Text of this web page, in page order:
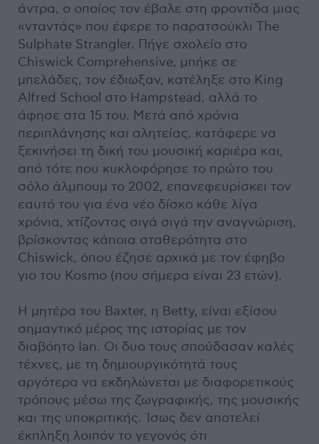
άντρα, ο οποίος τον έβαλε στη φροντίδα μιας
«νταντάς» που έφερε το παρατσούκλι The
Sulphate Strangler. Πήγε σχολείο στο
Chiswick Comprehensive, μπήκε σε
μπελάδες, τον έδιωξαν, κατέληξε στο King
Alfred School στο Hampstead, αλλά το
άφησε στα 15 του. Μετά από χρόνια
περιπλάνησης και αλητείας, κατάφερε να
ξεκινήσει τη δική του μουσική καριέρα και,
από τότε που κυκλοφόρησε το πρώτο του
σόλο άλμπουμ το 2002, επανεφευρίσκει τον
εαυτό του για ένα νέο δίσκο κάθε λίγα
χρόνια, χτίζοντας σιγά σιγά την αναγνώριση,
βρίσκοντας κάποια σταθερότητα στο
Chiswick, όπου έζησε αρχικά με τον έφηβο
γιο του Kosmo (που σήμερα είναι 23 ετών).
Η μητέρα του Baxter, η Betty, είναι εξίσου
σημαντικό μέρος της ιστορίας με τον
διαβόητο Ian. Οι δυο τους σπούδασαν καλές
τέχνες, με τη δημιουργικότητά τους
αργότερα να εκδηλώνεται με διαφορετικούς
τρόπους μέσω της ζωγραφικής, της μουσικής
και της υποκριτικής. Ίσως δεν αποτελεί
έκπληξη λοιπόν το γεγονός ότι